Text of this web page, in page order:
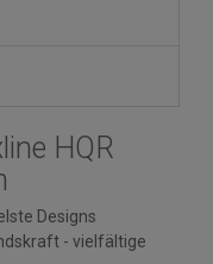
HQR
Designs
- vielfältige